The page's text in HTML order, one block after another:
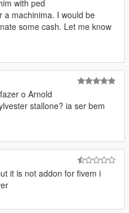
with ped
a machinima. I would be
some cash. Let me know
o Arnold
stallone? ia ser bem
it is not addon for fivem i